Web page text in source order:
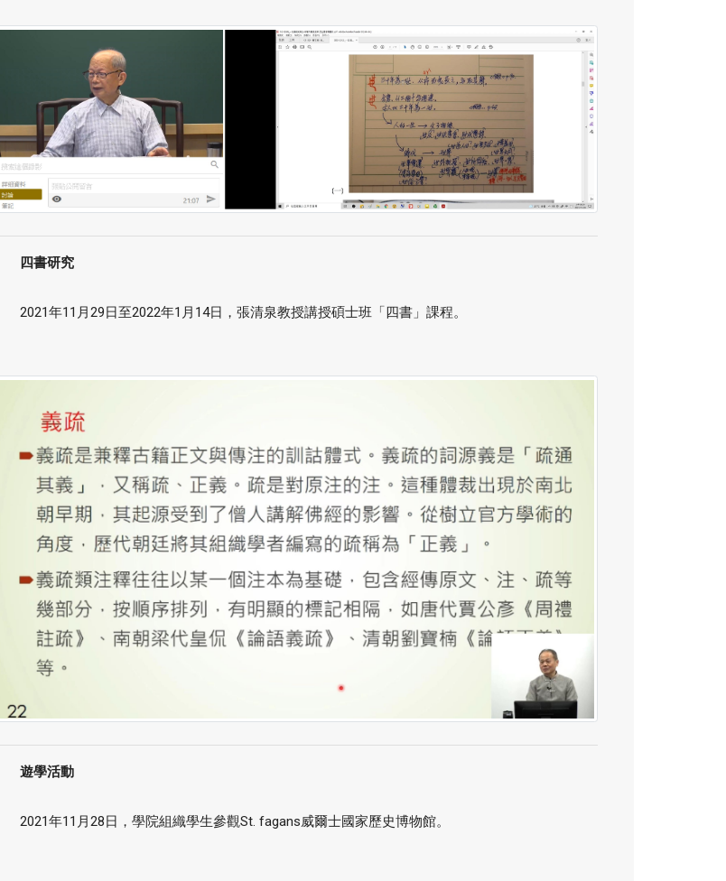
四書研究
2021年11月29日至2022年1月14日，張清泉教授講授碩士班「四書」課程。
遊學活動
2021年11月28日，學院組織學生參觀St. fagans威爾士國家歷史博物館。